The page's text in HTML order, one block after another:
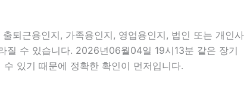
퇴근용인지, 가족용인지, 영업용인지, 법인 또는 개인사
질 수 있습니다. 2026년06월04일 19시13분 같은 장기
있기 때문에 정확한 확인이 먼저입니다.